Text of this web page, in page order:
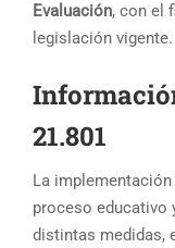
Evaluación, con el
legislación vigente.
21.801
La
proceso educativo
distintas medidas,